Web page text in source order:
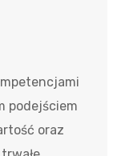
podejściem
oraz